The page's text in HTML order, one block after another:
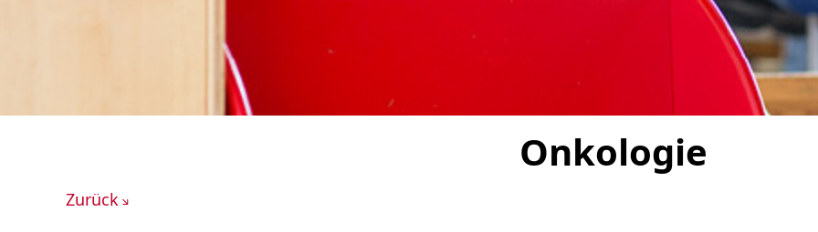
Neuropädiatrie und Muskelerkrankungen
Nierenerkrankungen und Dialyse
Pädiatrische Genetik
Onkologie
Zurück